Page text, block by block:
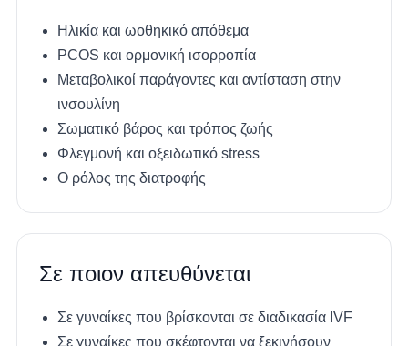
Ηλικία και ωοθηκικό απόθεμα
PCOS και ορμονική ισορροπία
Μεταβολικοί παράγοντες και αντίσταση στην
ινσουλίνη
Σωματικό βάρος και τρόπος ζωής
Φλεγμονή και οξειδωτικό stress
Ο ρόλος της διατροφής
Σε ποιον απευθύνεται
Σε γυναίκες που βρίσκονται σε διαδικασία IVF
Σε γυναίκες που σκέφτονται να ξεκινήσουν